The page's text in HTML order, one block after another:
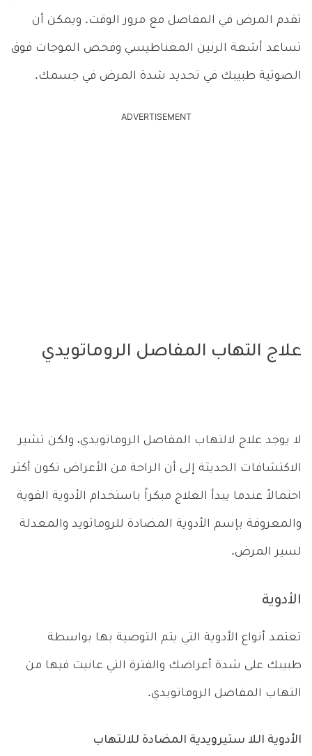
تقدم المرض في المفاصل مع مرور الوقت. ويمكن أن
تساعد أشعة الرنين المغناطيسي وفحص الموجات فوق
الصوتية طبيبك في تحديد شدة المرض في جسمك.
ADVERTISEMENT
علاج التهاب المفاصل الروماتويدي
لا يوجد علاج لالتهاب المفاصل الروماتويدي، ولكن تشير
الاكتشافات الحديثة إلى أن الراحة من الأعراض تكون أكثر
احتمالاً عندما يبدأ العلاج مبكراً باستخدام الأدوية القوية
والمعروفة بإسم الأدوية المضادة للروماتويد والمعدلة
لسير المرض.
الأدوية
تعتمد أنواع الأدوية التي يتم التوصية بها بواسطة
طبيبك على شدة أعراضك والفترة التي عانيت فيها من
التهاب المفاصل الروماتويدي.
الأدوية اللا ستيرويدية المضادة للالتهاب